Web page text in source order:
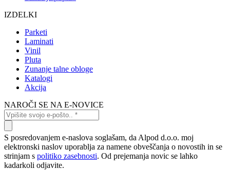
IZDELKI
Parketi
Laminati
Vinil
Pluta
Zunanje talne obloge
Katalogi
Akcija
NAROČI SE NA E-NOVICE
S posredovanjem e-naslova soglašam, da Alpod d.o.o. moj
elektronski naslov uporablja za namene obveščanja o novostih in se
strinjam s politiko zasebnosti. Od prejemanja novic se lahko
kadarkoli odjavite.